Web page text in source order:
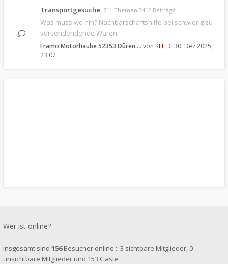
Transportgesuche 711 Themen 3412 Beiträge
Was muss wo hin? Nachbarschaftshilfe bei schwierig zu
versendendende Waren.
Framo Motorhaube 52353 Düren … von KLE Di 30. Dez 2025,
23:07
Wer ist online?
Insgesamt sind 156Besucher online :: 3 sichtbare Mitglieder, 0
unsichtbare Mitglieder und 153 Gäste